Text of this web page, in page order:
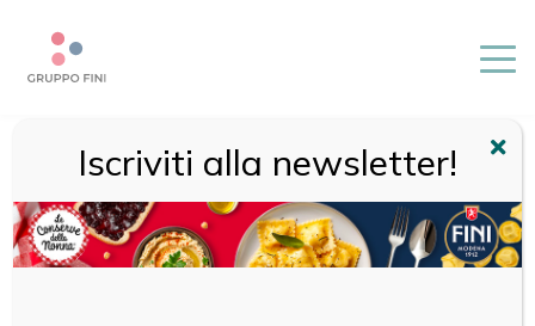
/CREMA DI ASPARAGI
Iscriviti alla newsletter!